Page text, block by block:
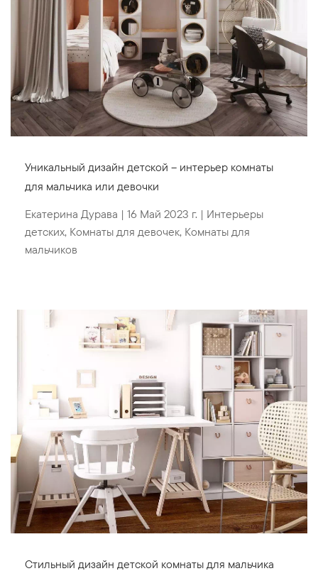
Уникальный дизайн детской – интерьер комнаты
для мальчика или девочки
Екатерина Дурава | 16 Май 2023 г. | Интерьеры
детских, Комнаты для девочек, Комнаты для
мальчиков
Стильный дизайн детской комнаты для мальчика